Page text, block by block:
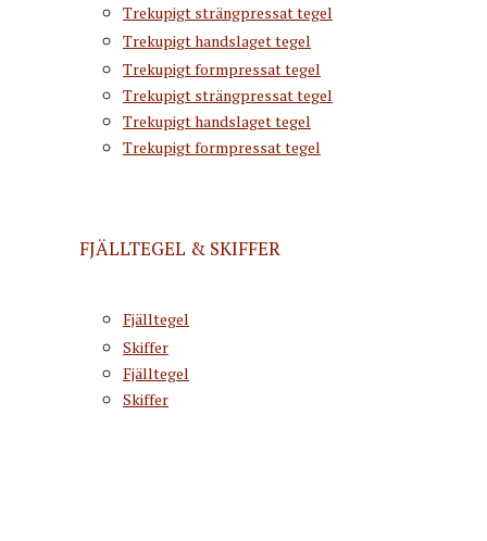
Trekupigt strängpressat tegel
Trekupigt handslaget tegel
Trekupigt formpressat tegel
Trekupigt strängpressat tegel
Trekupigt handslaget tegel
Trekupigt formpressat tegel
FJÄLLTEGEL & SKIFFER
Fjälltegel
Skiffer
Fjälltegel
Skiffer